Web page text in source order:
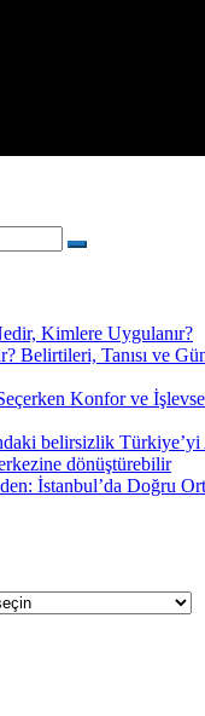
Kimlere Uygulanır?
Belirtileri, Tanısı ve
Konfor ve
belirsizlik Türkiye’yi
dönüştürebilir
İstanbul’da Doğru